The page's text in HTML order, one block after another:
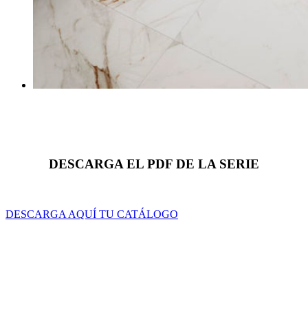
DESCARGA EL PDF DE LA SERIE
DESCARGA AQUÍ TU CATÁLOGO